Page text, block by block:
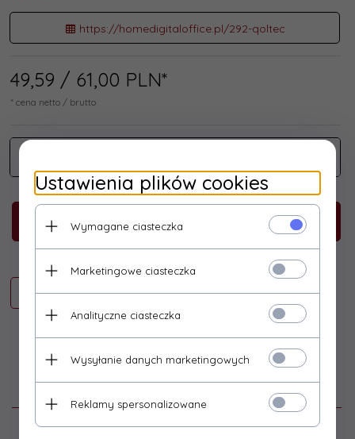
https://homedigitaloffice.pl/292-qoltec
49,59 / 61,00 PLN*
* cena netto / brutto
KUP TERAZ!
Ustawienia plików cookies
Wymagane ciasteczka
Marketingowe ciasteczka
Analityczne ciasteczka
Wysyłanie danych marketingowych
Reklamy spersonalizowane